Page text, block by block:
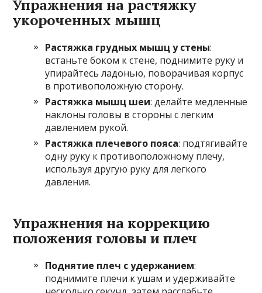
Упражнения на растяжку
укороченных мышц
Растяжка грудных мышц у стены:
встаньте боком к стене, поднимите руку и
упирайтесь ладонью, поворачивая корпус
в противоположную сторону.
Растяжка мышц шеи: делайте медленные
наклоны головы в стороны с легким
давлением рукой.
Растяжка плечевого пояса: подтягивайте
одну руку к противоположному плечу,
используя другую руку для легкого
давления.
Упражнения на коррекцию
положения головы и плеч
Поднятие плеч с удержанием:
поднимите плечи к ушам и удерживайте